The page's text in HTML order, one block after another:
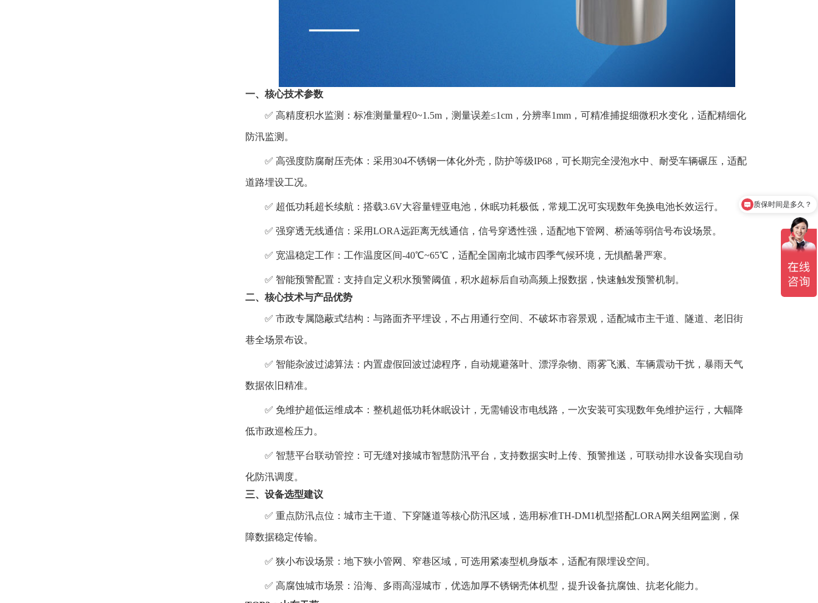
一、核心技术参数
✅️ 高精度积水监测：标准测量量程0~1.5m，测量误差≤1cm，分辨率1mm，可精准捕捉细微积水变化，适配精细化
防汛监测。
✅️ 高强度防腐耐压壳体：采用304不锈钢一体化外壳，防护等级IP68，可长期完全浸泡水中、耐受车辆碾压，适配
道路埋设工况。
✅️ 超低功耗超长续航：搭载3.6V大容量锂亚电池，休眠功耗极低，常规工况可实现数年免换电池长效运行。
✅️ 强穿透无线通信：采用LORA远距离无线通信，信号穿透性强，适配地下管网、桥涵等弱信号布设场景。
✅️ 宽温稳定工作：工作温度区间-40℃~65℃，适配全国南北城市四季气候环境，无惧酷暑严寒。
✅️ 智能预警配置：支持自定义积水预警阈值，积水超标后自动高频上报数据，快速触发预警机制。
二、核心技术与产品优势
✅️ 市政专属隐蔽式结构：与路面齐平埋设，不占用通行空间、不破坏市容景观，适配城市主干道、隧道、老旧街
巷全场景布设。
✅️ 智能杂波过滤算法：内置虚假回波过滤程序，自动规避落叶、漂浮杂物、雨雾飞溅、车辆震动干扰，暴雨天气
数据依旧精准。
✅️ 免维护超低运维成本：整机超低功耗休眠设计，无需铺设市电线路，一次安装可实现数年免维护运行，大幅降
低市政巡检压力。
✅️ 智慧平台联动管控：可无缝对接城市智慧防汛平台，支持数据实时上传、预警推送，可联动排水设备实现自动
化防汛调度。
三、设备选型建议
✅️ 重点防汛点位：城市主干道、下穿隧道等核心防汛区域，选用标准TH-DM1机型搭配LORA网关组网监测，保
障数据稳定传输。
✅️ 狭小布设场景：地下狭小管网、窄巷区域，可选用紧凑型机身版本，适配有限埋设空间。
✅️ 高腐蚀城市场景：沿海、多雨高湿城市，优选加厚不锈钢壳体机型，提升设备抗腐蚀、抗老化能力。
产品有检测证书吗？
质保时间是多久？